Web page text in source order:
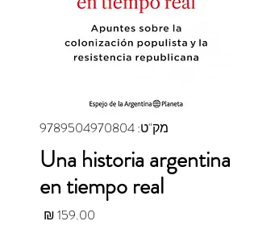
מק"ט: 9789504970804
Una historia argentina
en tiempo real